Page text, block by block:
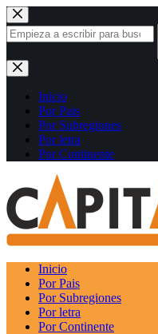
Saltar
al
contenido
Sin
resultados
Inicio
Por Pais
Por Subregiones
Por letra
Por Continente
Inicio
Por Pais
Por Subregiones
Por letra
Por Continente